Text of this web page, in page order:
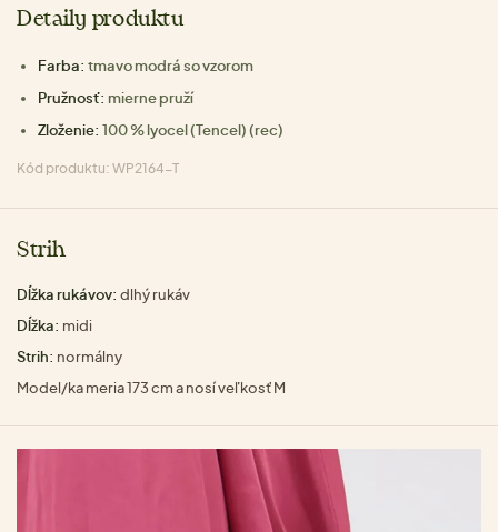
Detaily produktu
Farba: tmavo modrá so vzorom
Pružnosť: mierne pruží
Zloženie: 100 % lyocel (Tencel) (rec)
Kód produktu: WP2164-T
Strih
Dĺžka rukávov: dlhý rukáv
Dĺžka: midi
Strih: normálny
Model/ka meria 173 cm a nosí veľkosť M